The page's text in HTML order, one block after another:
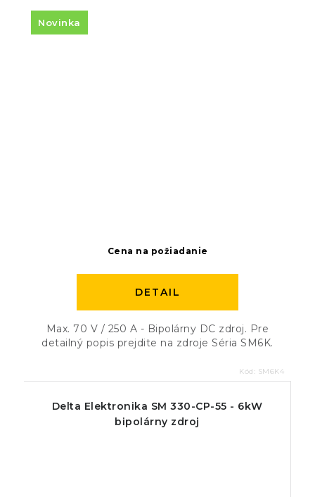
Novinka
Cena na požiadanie
DETAIL
Max. 70 V / 250 A - Bipolárny DC zdroj. Pre
detailný popis prejdite na zdroje Séria SM6K.
Kód: SM6K4
Delta Elektronika SM 330-CP-55 - 6kW
bipolárny zdroj